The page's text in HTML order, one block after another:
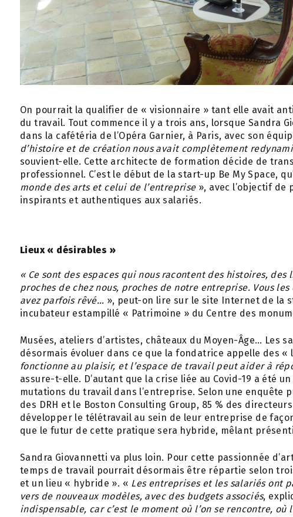
On pourrait la qualifier de « visionnaire » tant elle avait
du travail. Tout commence il y a trois ans, lorsque Sandra
dans la cafétéria de l’Opéra Garnier, à Paris, avec son
d’histoire et de création nous avait complètement
souvient-elle. Cette architecte de formation décide de
professionnel. C’est le début de la start-up Be My Space,
monde des arts et celui de l’entreprise», avec l’objectif de
inspirants et authentiques aux salariés.
Lieux « désirables »
« Ce sont des espaces qui nous racontent des histoires,
proches de chez nous, proches de notre entreprise. Vous
avez parfois rêvé… », peut-on lire sur le site Internet de la
incubateur estampillé « Patrimoine » du Centre des
Musées, ateliers d’artistes, châteaux du Moyen-Âge… Les
désormais évoluer dans ce que la fondatrice appelle des «
fonctionne au plaisir, et l’espace de travail peut aider à
assure-t-elle. D’autant que la crise liée au Covid-19 a été
mutations du travail dans l’entreprise. Selon une enquête
des DRH et le Boston Consulting Group, 85 % des
développer le télétravail au sein de leur entreprise de
que le futur de cette pratique sera hybride, mêlant
Sandra Giovannetti va plus loin. Pour cette passionnée
temps de travail pourrait désormais être répartie selon
et un lieu « hybride ». « Les entreprises et les salariés ont
vers de nouveaux modèles, avec des budgets associés,
indispensable, car c’est le moment où l’on se rencontre, où